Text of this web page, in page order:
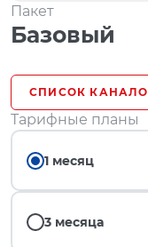
Пакет
Базовый
СПИСОК
Тарифные планы
1 месяц
3 месяца